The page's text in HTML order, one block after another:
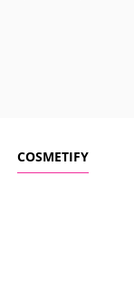
COSMETIFY